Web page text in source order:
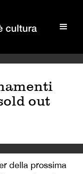
out
della prossima